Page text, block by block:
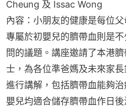
Cheung 及 Issac Wong
內容：小朋友的健康是每位
專屬於初嬰兒的臍帶血則是
問的議題。講座邀請了本港
士，為各位準爸媽及未來家
進行講解，包括臍帶血能夠
嬰兒均適合儲存臍帶血作日